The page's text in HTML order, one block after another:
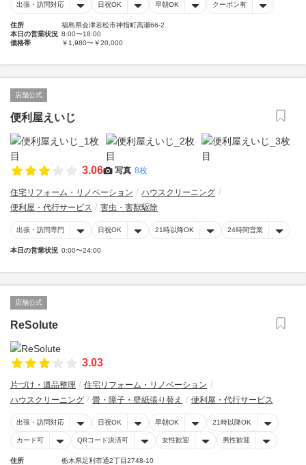
出張・訪問対応 日祝OK 早朝OK クーポン有
住所
福島県会津若松市神指町高瀬66-2
本日の営業状況 8:00〜18:00
価格帯
￥1,980〜￥20,000
店舗公式
便利屋えいじ
3.06 写真 8枚
住宅リフォーム・リノベーション
ハウスクリーニング
便利屋・代行サービス
害虫・害獣駆除
出張・訪問専門 日祝OK 21時以降OK 24時間営業
本日の営業状況 0:00〜24:00
店舗公式
ReSolute
3.03
片づけ・遺品整理
住宅リフォーム・リノベーション
ハウスクリーニング
畳・障子・壁紙張り替え 便利屋・代行サービス
出張・訪問対応 日祝OK 早朝OK 21時以降OK
カード可 QRコード決済可 女性歓迎 男性歓迎
住所
栃木県足利市通2丁目2748-10